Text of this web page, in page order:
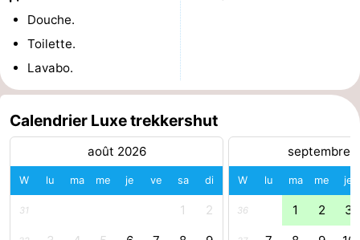
vélo
Équitation
Terrains
de
golf
-
Surfen
-
Peche
-
Observation
Douche.
Toilette.
Lavabo.
Calendrier Luxe trekkershut
août 2026
W lu ma me je ve sa di
31 1 2
septembre
W lu ma me je
36 1 2 3